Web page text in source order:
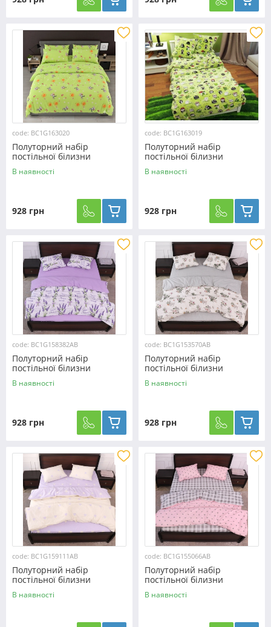
code: BC1G163020
Полуторний набір
постільної білизни
150*220 із Бязі "Gold"
№163020 Черешенька™
В наявності
928 грн
code: BC1G163019
Полуторний набір
постільної білизни
150*220 із Бязі "Gold"
№163019 Черешенька™
В наявності
928 грн
code: BC1G158382АВ
Полуторний набір
постільної білизни
150*220 із Бязі "Gold"
№158382АВ Черешенька™
В наявності
928 грн
code: BC1G153570АВ
Полуторний набір
постільної білизни
150*220 із Бязі "Gold"
№153570АВ Черешенька™
В наявності
928 грн
code: BC1G159111AB
Полуторний набір
постільної білизни
150*220 із Бязі "Gold"
№159111AB Черешенка™
В наявності
code: BC1G155066AB
Полуторний набір
постільної білизни
150*220 із Бязі "Gold"
№155066AB Черешенка™
В наявності